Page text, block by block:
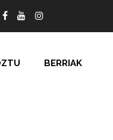
BERRIAK